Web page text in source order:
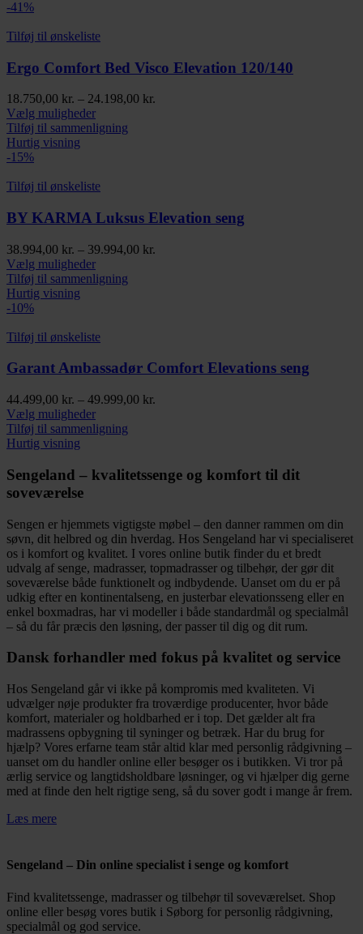
Mulighederne
vælges
på
varesiden
-41%
Tilføj til ønskeliste
Ergo Comfort Bed Visco Elevation 120/140
18.750,00 kr. – 24.198,00 kr.
Vælg mulighederDette
vare
Mulighederne
vælges
på
varesiden
Tilføj til sammenligning
Hurtig visning
-15%
Tilføj til ønskeliste
BY KARMA Luksus Elevation seng
38.994,00 kr. – 39.994,00 kr.
Vælg mulighederDette
vare
Mulighederne
vælges
varesiden
Tilføj til sammenligning
Hurtig visning
-10%
Tilføj til ønskeliste
Garant Ambassadør Comfort Elevations seng
44.499,00 kr. – 49.999,00 kr.
Vælg mulighederDette
vare
varianter.
på
varesiden
Tilføj til sammenligning
Hurtig visning
Sengeland – kvalitetssenge og komfort til dit
soveværelse
Sengen er hjemmets vigtigste møbel – den danner rammen om din
søvn, dit helbred og din hverdag. Hos Sengeland har vi specialiseret
os i komfort og kvalitet. I vores online butik finder du et bredt
udvalg af senge, madrasser, topmadrasser og tilbehør, der gør dit
soveværelse både funktionelt og indbydende. Uanset om du er på
udkig efter en kontinentalseng, en justerbar elevationsseng eller en
enkel boxmadras, har vi modeller i både standardmål og specialmål
– så du får præcis den løsning, der passer til dig og dit rum.
Dansk forhandler med fokus på kvalitet og service
Hos Sengeland går vi ikke på kompromis med kvaliteten. Vi
udvælger nøje produkter fra troværdige producenter, hvor både
komfort, materialer og holdbarhed er i top. Det gælder alt fra
madrassens opbygning til syninger og betræk. Har du brug for
hjælp? Vores erfarne team står altid klar med personlig rådgivning –
uanset om du handler online eller besøger os i butikken. Vi tror på
ærlig service og langtidsholdbare løsninger, og vi hjælper dig gerne
med at finde den helt rigtige seng, så du sover godt i mange år frem.
Læs mere
Sengeland – Din online specialist i senge og komfort
Find kvalitetssenge, madrasser og tilbehør til soveværelset. Shop
online eller besøg vores butik i Søborg for personlig rådgivning,
specialmål og god service.